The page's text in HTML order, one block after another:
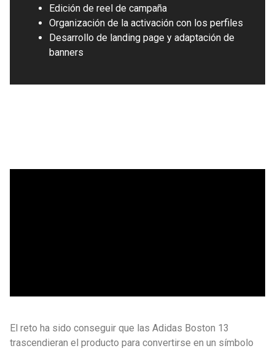
Edición de reel de campaña
Organización de la activación con los perfiles
Desarrollo de landing page y adaptación de
banners
El reto ha sido conseguir que las Adidas Boston 13
trascendieran el producto para convertirse en un símbolo